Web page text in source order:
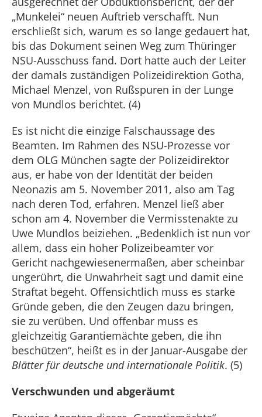
„Munkelei“ neuen Auftrieb verschafft. Nun
erschließt sich, warum es so lange gedauert hat,
bis das Dokument seinen Weg zum Thüringer
NSU-Ausschuss fand. Dort hatte auch der Leiter
der damals zuständigen Polizeidirektion Gotha,
Michael Menzel, von Rußspuren in der Lunge
von Mundlos berichtet. (4)
Es ist nicht die einzige Falschaussage des
Beamten. Im Rahmen des NSU-Prozesse vor
dem OLG München sagte der Polizeidirektor
aus, er habe von der Identität der beiden
Neonazis am 5. November 2011, also am Tag
nach deren Tod, erfahren. Menzel ließ aber
schon am 4. November die Vermisstenakte zu
Uwe Mundlos beiziehen. „Bedenklich ist nun vor
allem, dass ein hoher Polizeibeamter vor
Gericht nachgewiesenermaßen, aber scheinbar
ungerührt, die Unwahrheit sagt und damit eine
Straftat begeht. Offensichtlich muss es starke
Gründe geben, die den Zeugen dazu bringen,
sie zu verüben. Und offenbar muss es
gleichzeitig Garantiemächte geben, die ihn
beschützen“, heißt es in der Januar-Ausgabe der
Blätter für deutsche und internationale Politik. (5)
Verschwunden und abgeräumt